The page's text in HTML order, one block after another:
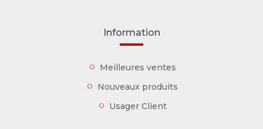
Information
Meilleures ventes
Nouveaux produits
Usager Client